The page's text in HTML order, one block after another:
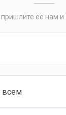
ее нам и
всем